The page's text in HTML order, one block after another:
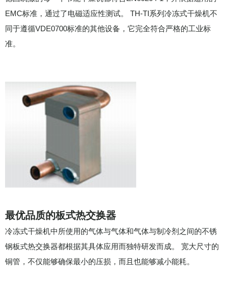
EMC标准，通过了电磁适应性测试。 TH-TI系列冷冻式干燥机不
同于遵循VDE0700标准的其他设备，它完全符合严格的工业标
准。
最优品质的板式热交换器
冷冻式干燥机中所使用的气体与气体和气体与制冷剂之间的不锈
钢板式热交换器都根据其具体应用而独特研发而成。 宽大尺寸的
铜管，不仅能够确保最小的压损，而且也能够减小能耗。